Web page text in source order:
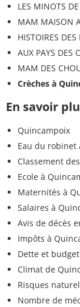
LES MINOTS
MAM MAISON
HISTOIRES
AUX PAYS DES
MAM DES
Crèches à
En savoir
Quincampoix
Eau du robinet
Classement
Ecole à
Maternités à
Salaires à
Avis de décès
Impôts à
Dette et
Climat de
Risques
Nombre de